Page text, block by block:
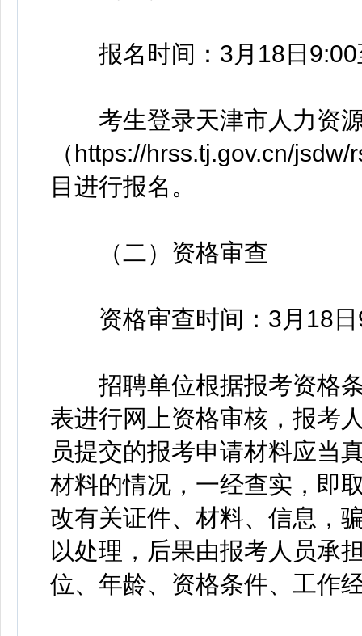
报名时间：3月18日9:00
考生登录天津市人力资源
（https://hrss.tj.gov.cn/
目进行报名。
（二）资格审查
资格审查时间：3月18日
招聘单位根据报考资格条
表进行网上资格审核，报考
员提交的报考申请材料应当
材料的情况，一经查实，即
改有关证件、材料、信息，
以处理，后果由报考人员承
位、年龄、资格条件、工作